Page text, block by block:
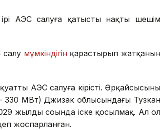
АЭС салуға қатысты нақты шешім
салу мүмкіндігінқарастырып жатқанын
АЭС салуға кірісті. Әрқайсысының
МВт) Джизак облысындағы Тузкан
жылдың соңында іске қосылмақ. Ал ол
жоспарланған.